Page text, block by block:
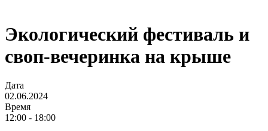
Экологический фестиваль и
своп-вечеринка на крыше
Дата
02.06.2024
Время
12:00 - 18:00